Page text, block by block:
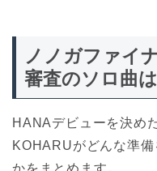
ノノガファイ
審査のソロ曲
HANAデビューを決め
KOHARUがどんな準